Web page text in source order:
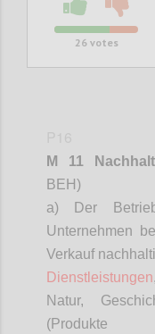
26votes
M 11
BEH)
a) Der
Unternehmen
Verkauf
Dienstleistungen
Natur,
(Produkte